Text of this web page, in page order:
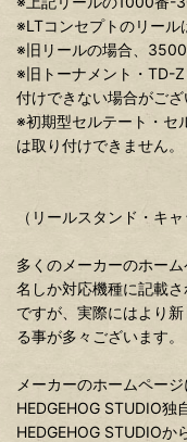
※LTコンセプトのリール
※旧リールの場合、
※旧トーナメント・TD-
付けできない場合がござ
※初期型セルテート・セ
は取り付けできません。
（リールスタンド・キ
多くのメーカーのホー
名しか対応機種に記載さ
ですが、実際にはより
る事が多々ございます。
メーカーのホームペー
HEDGEHOG STUDIO独
HEDGEHOG STUDIOか